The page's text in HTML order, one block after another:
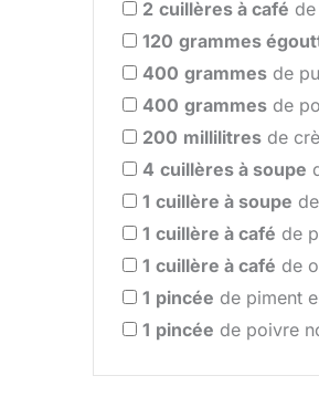
2 cuillères à café
120 grammes
400 grammes de
400 grammes de
200 millilitres de
4 cuillères à soupe
1 cuillère à soupe
1 cuillère à café de
1 cuillère à café de
1 pincée de piment
1 pincée de poivre